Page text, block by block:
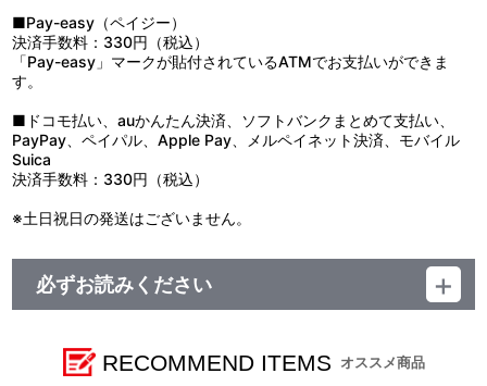
■Pay-easy（ペイジー）
決済手数料：330円（税込）
「Pay-easy」マークが貼付されているATMでお支払いができま
す。
■ドコモ払い、auかんたん決済、ソフトバンクまとめて支払い、
PayPay、ペイパル、Apple Pay、メルペイネット決済、モバイル
Suica
決済手数料：330円（税込）
※土日祝日の発送はございません。
必ずお読みください
■お届け予定：2026年5月22日(金)以降順次お届け
RECOMMEND ITEMS オススメ商品